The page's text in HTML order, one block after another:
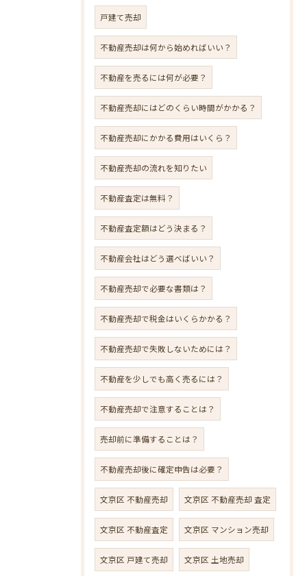
戸建て売却
不動産売却は何から始めればいい？
不動産を売るには何が必要？
不動産売却にはどのくらい時間がかかる？
不動産売却にかかる費用はいくら？
不動産売却の流れを知りたい
不動産査定は無料？
不動産査定額はどう決まる？
不動産会社はどう選べばいい？
不動産売却で必要な書類は？
不動産売却で税金はいくらかかる？
不動産売却で失敗しないためには？
不動産を少しでも高く売るには？
不動産売却で注意することは？
売却前に準備することは？
不動産売却後に確定申告は必要？
文京区 不動産売却 文京区 不動産売却 査定
文京区 不動産査定 文京区 マンション売却
文京区 戸建て売却 文京区 土地売却